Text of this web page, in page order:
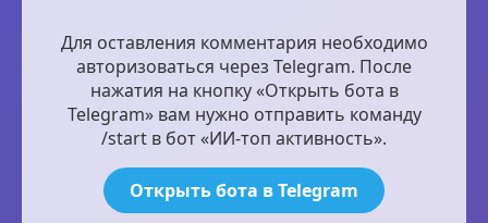
Для оставления комментария необходимо
авторизоваться через Telegram. После
нажатия на кнопку «Открыть бота в
Telegram» вам нужно отправить команду
/start в бот «ИИ-топ активность».
Открыть бота в Telegram